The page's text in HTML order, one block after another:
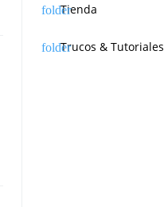
Tienda
Trucos & Tutoriales